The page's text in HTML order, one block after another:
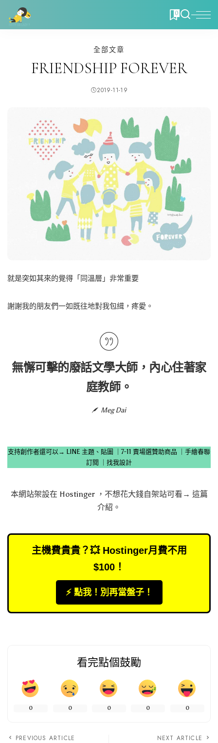
0
全部文章
FRIENDSHIP FOREVER
2019-11-19
就是突如其來的覺得「同溫層」非常重要
謝謝我的朋友們一如既往地對我包縙，疼愛。
無懈可擊的廢話文學大師，內心住著家
庭教師。
Meg Dai
支持創作者還可以→ LINE 主題、貼圖 7-11 賣場選贊助商品
手繪春聯
訂閱
找我設計
本網站架設在 Hostinger，不想花大錢自架站可看→ 這篇
介紹 。
主機費貴貴？💥 Hostinger月費不用
$100！
⚡️ 點我！別再當盤子！
看完點個鼓勵
0 0 0 0 0
PREVIOUS ARTICLE NEXT ARTICLE